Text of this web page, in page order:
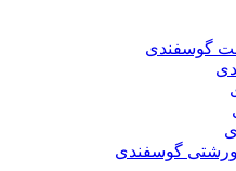
گوسفندی
گوسفندی